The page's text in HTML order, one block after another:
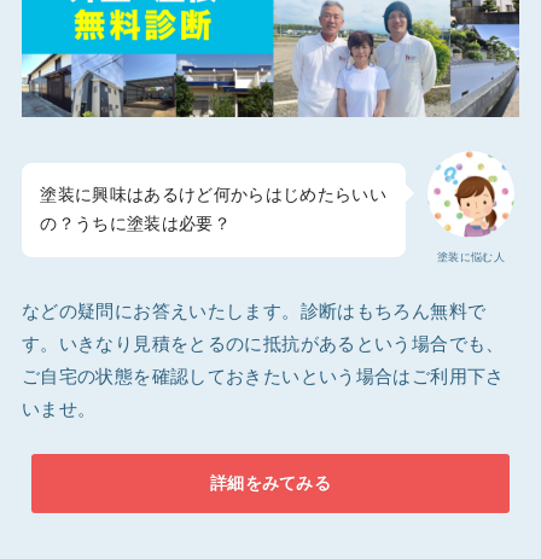
塗装に悩む人
塗装に興味はあるけど何からはじめたらいい
の？うちに塗装は必要？
などの疑問にお答えいたします。診断はもちろん無料で
す。いきなり見積をとるのに抵抗があるという場合でも、
ご自宅の状態を確認しておきたいという場合はご利用下さ
いませ。
詳細をみてみる